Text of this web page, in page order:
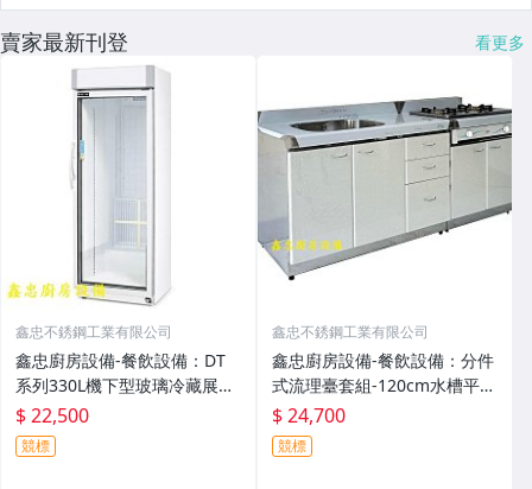
賣家最新刊登 看更多
鑫忠不銹鋼工業有限公司
鑫忠廚房設備-餐飲設備：DT
系列330L機下型玻璃冷藏展示
冰箱-賣場有水槽-烤箱-快速爐-
果汁機-油炸機-咖啡機-工作台-
飲料機-電磁爐-吧台-西餐爐-煮
$ 22,500
競標
鑫忠不銹鋼工業有限公司
鑫忠廚房設備-餐飲設備：分件
式流理臺套組-120cm水槽平台
抽屜櫥櫃+72cm嵌入爐台櫥櫃
+雙口嵌入爐全套-賣場有吊
櫃、抽油煙機、電陶爐、微晶
$ 24,700
競標